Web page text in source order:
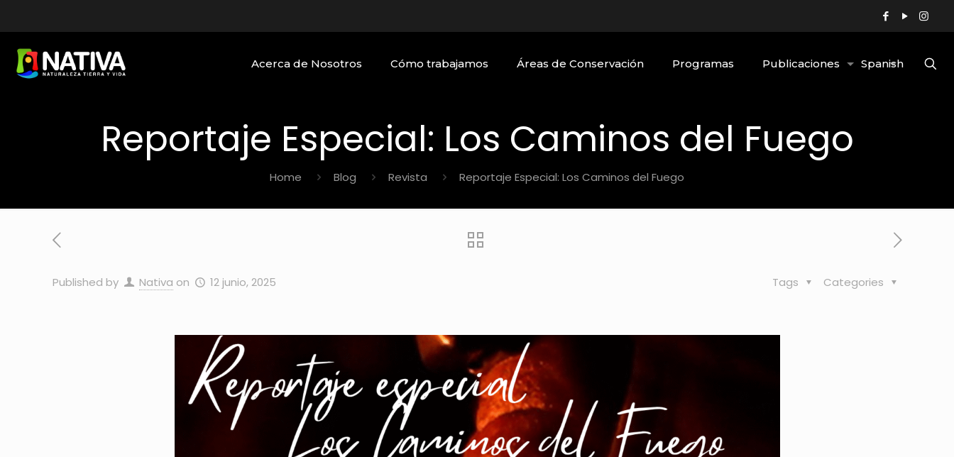
Acerca de Nosotros Cómo trabajamos Áreas de Conservación Programas Publicaciones Spanish
Reportaje Especial: Los Caminos del Fuego
Home Blog Revista Reportaje Especial: Los Caminos del Fuego
Published by Nativa on 12 junio, 2025 Categories
Tags